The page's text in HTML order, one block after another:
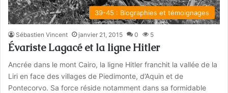
39-45 : Biographies et témoignages
Sébastien Vincent janvier 21, 2015 0 5
Évariste Lagacé et la ligne Hitler
Ancrée dans le mont Cairo, la ligne Hitler franchit la vallée de la
Liri en face des villages de Piedimonte, d’Aquin et de
Pontecorvo. Sa force réside notamment dans sa formidable